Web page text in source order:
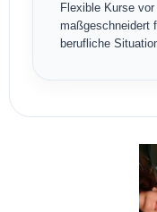
Flexible Kurse
maßgeschneidert
berufliche